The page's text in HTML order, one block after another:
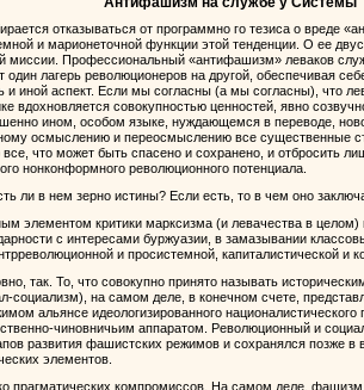
отказываться от программно го тезиса о вреде
и марионеточной функции этой тенденции. О ее
миссии. Профессиональный «антифашизм» леваков
один лагерь революционеров на другой, обеспечивая
и иной аспект. Если мы согласны (а мы согласны), что
вдохновляется совокупностью ценностей, явно
ином, особом языке, нуждающемся в переводе,
осмыслению и переосмыслению все существенные
что может быть спасено и сохранено, и отбросить
нонконформного революционного потенциала.
ли в нем зерно истины? Если есть, то в чем оно
элементом критики марксизма (и левачества в
с интересами буржуазии, в замазывании
и просистемной, капиталистической и
так. То, что совокупно принято называть
социализм), на самом деле, в конечном счете,
альянсе идеологизированного националистического
чиновничьим аппаратом. Революционный и
развития фашистских режимов и сохранялся позже в
элементов.
прагматических компромиссов. На самом деле,